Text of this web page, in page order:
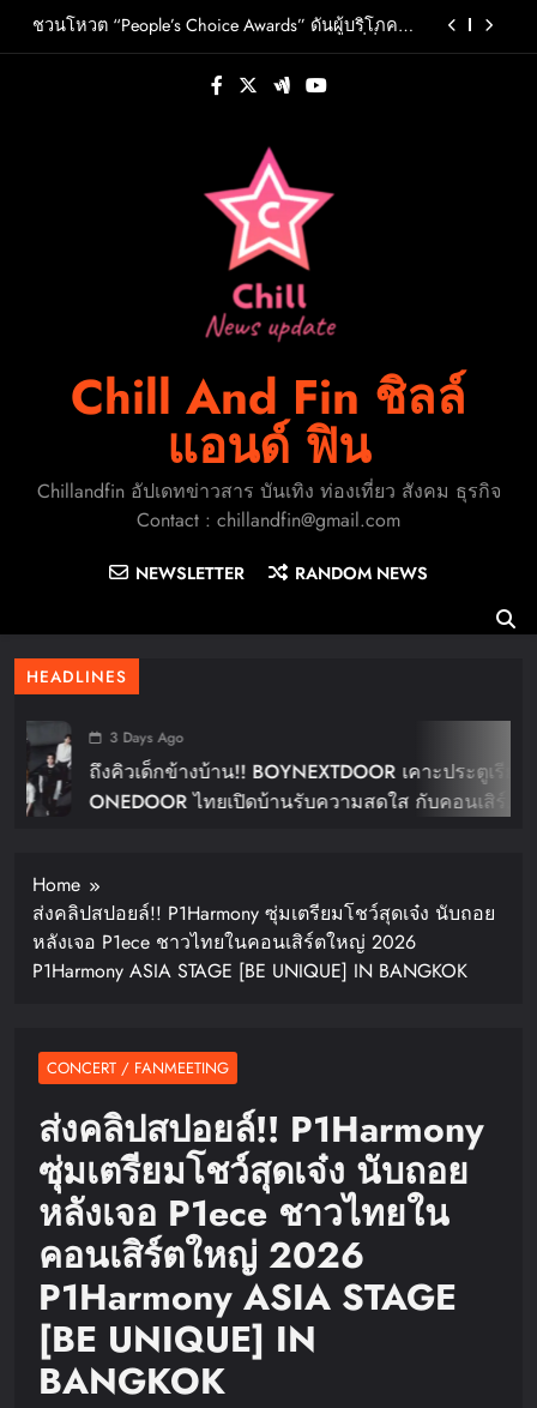
วต์ PRIMA เตรียมปล่อย 4 ก.ย. นี้
ชวนโหวต “People’s Choice Awards” ดันผู้บริโภค
FLO เกิร์ลกรุ๊ป R&B สุดแซ่บแห่งยุค ส่งอัลบั้มชุดที่ 2
THERAPY AT THE CLUB พร้อมปล่อยเอ็มวี “Cry Ugly”
ครอบครัว สร้างความทรงจำดีๆไปกับออนิกซ์ฮอสพิ
รู้จัก ADÉLA ป๊อปสตาร์สาวดาวรุ่งจากสโลวาเกีย กับ
เพลงสุดไวรัล “Ain’t In LA”พร้อมประกาศอัลบั้มเดบิ
วต์ PRIMA เตรียมปล่อย 4 ก.ย. นี้
ชวนโหวต “People’s Choice Awards” ดันผู้บริโภค
ร่วมตัดสินสุดยอดบริษัทอสังหาฯและเอเจนต์ที่ชื่น
FLO เกิร์ลกรุ๊ป R&B สุดแซ่บแห่งยุค ส่งอัลบั้มชุดที่ 2
THERAPY AT THE CLUB พร้อมปล่อยเอ็มวี “Cry Ugly”
โดนใจแฟนคลับ ก่อนบินมาเจอแฟนไทย 29 สิงหาคม
ปักหมุดวันหยุดนี้! ออกไปสร้างช่วงเวลาพิเศษกับ
ครอบครัว สร้างความทรงจำดีๆไปกับออนิกซ์ฮอสพิ
Chill And Fin ชิลล์
แอนด์ ฟิน
Chillandfin อัปเดทข่าวสาร บันเทิง ท่องเที่ยว สังคม ธุรกิจ
Contact : chillandfin@gmail.com
NEWSLETTER RANDOM NEWS
HEADLINES
3 Days Ago
ถึงคิวเด็กข้างบ้าน!! BOYNEXTDOOR เคาะประตูเรียก
ONEDOOR ไทยเปิดบ้านรับความสดใส กับคอนเสิร์ต
Home
ส่งคลิปสปอยล์!! P1Harmony ซุ่มเตรียมโชว์สุดเจ๋ง นับถอย
หลังเจอ P1ece ชาวไทยในคอนเสิร์ตใหญ่ 2026
P1Harmony ASIA STAGE [BE UNIQUE] IN BANGKOK
CONCERT / FANMEETING
ส่งคลิปสปอยล์!! P1Harmony
ซุ่มเตรียมโชว์สุดเจ๋ง นับถอย
หลังเจอ P1ece ชาวไทยใน
คอนเสิร์ตใหญ่ 2026
P1Harmony ASIA STAGE
[BE UNIQUE] IN
BANGKOK